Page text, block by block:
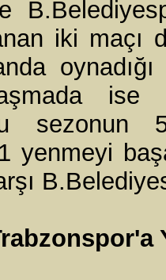
iki maçı
ise
sezonun
yenmeyi